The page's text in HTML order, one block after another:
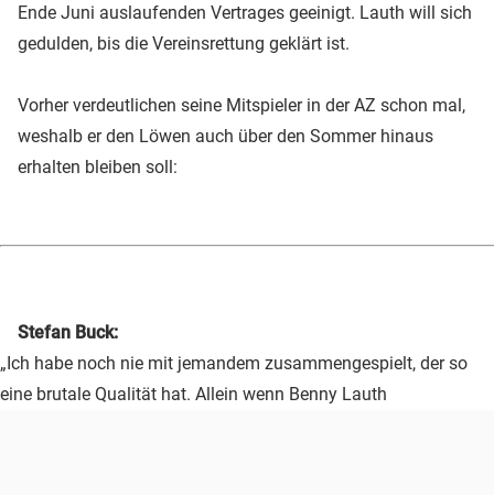
Ende Juni auslaufenden Vertrages geeinigt. Lauth will sich
gedulden, bis die Vereinsrettung geklärt ist.
Vorher verdeutlichen seine Mitspieler in der AZ schon mal,
weshalb er den Löwen auch über den Sommer hinaus
erhalten bleiben soll:
Stefan Buck:
„Ich habe noch nie mit jemandem zusammengespielt, der so
eine brutale Qualität hat. Allein wenn Benny Lauth